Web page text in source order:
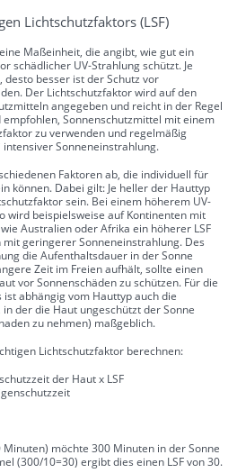
Lichtschutzfaktors (LSF)
Maßeinheit, die angibt, wie gut ein
schädlicher UV-Strahlung schützt. Je
besser ist der Schutz vor
Der Lichtschutzfaktor wird auf den
angegeben und reicht in der Regel
empfohlen, Sonnenschutzmittel mit einem
zu verwenden und regelmäßig
Sonneneinstrahlung.
Faktoren ab, die individuell für
können. Dabei gilt: Je heller der Hauttyp
sein. Bei einem höherem UV-
wird beispielsweise auf Kontinenten mit
Australien oder Afrika ein höherer LSF
geringerer Sonneneinstrahlung. Des
die Aufenthaltsdauer in der Sonne
Zeit im Freien aufhält, sollte einen
vor Sonnenschäden zu schützen. Für die
ist abhängig vom Hauttyp auch die
der die Haut ungeschützt der Sonne
zu nehmen) maßgeblich.
Lichtschutzfaktor berechnen:
der Haut x LSF
möchte 300 Minuten in der Sonne
(300/10=30) ergibt dies einen LSF von 30.